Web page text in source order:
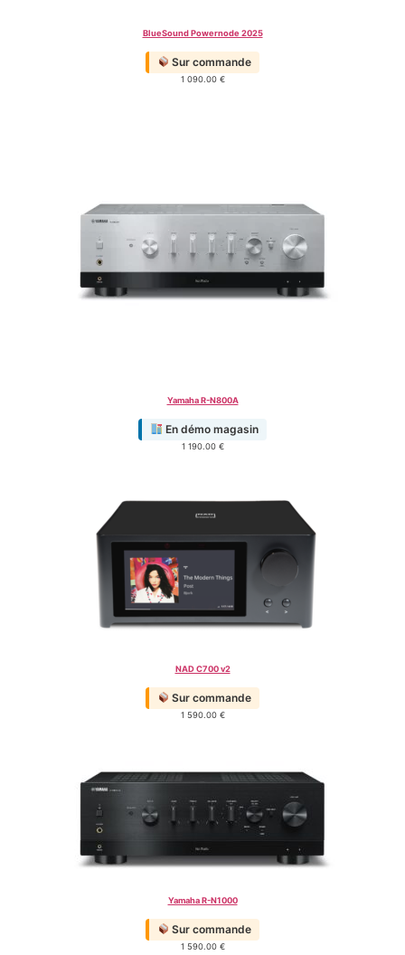
BlueSound Powernode 2025
Sur commande
1 090.00 €
Yamaha R-N800A
En démo magasin
1 190.00 €
NAD C700 v2
Sur commande
1 590.00 €
Yamaha R-N1000
Sur commande
1 590.00 €